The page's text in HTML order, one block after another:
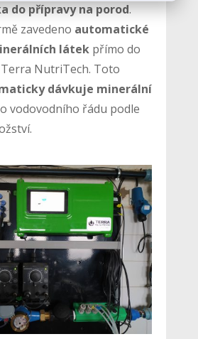
do přípravy na porod.
zavedeno automatické
látekpřímo do
NutriTech. Toto
dávkuje minerální
vodovodního řádu podle